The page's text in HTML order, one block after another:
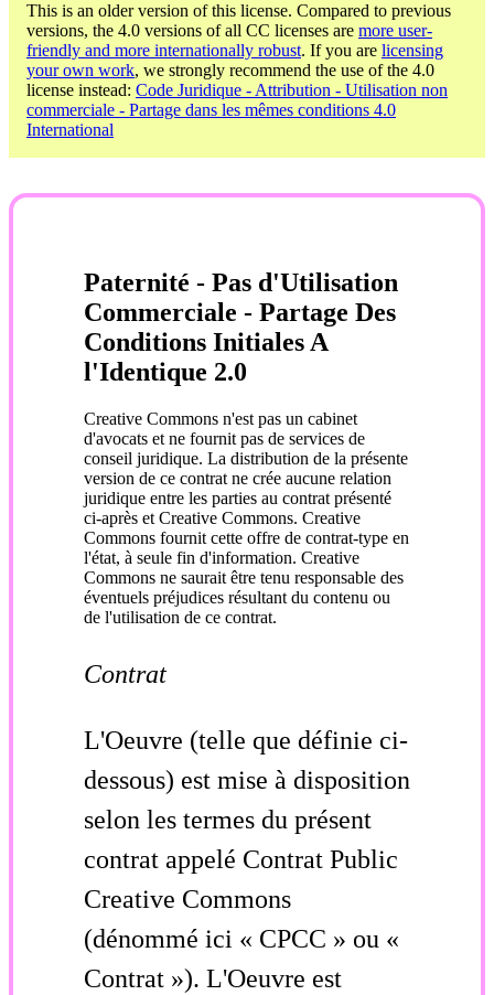
This is an older version of this license. Compared to previous
versions, the 4.0 versions of all CC licenses are more user-
friendly and more internationally robust. If you are licensing
your own work, we strongly recommend the use of the 4.0
license instead: Code Juridique - Attribution - Utilisation non
commerciale - Partage dans les mêmes conditions 4.0
International
Paternité - Pas d'Utilisation
Commerciale - Partage Des
Conditions Initiales A
l'Identique 2.0
Creative Commons n'est pas un cabinet
d'avocats et ne fournit pas de services de
conseil juridique. La distribution de la présente
version de ce contrat ne crée aucune relation
juridique entre les parties au contrat présenté
ci-après et Creative Commons. Creative
Commons fournit cette offre de contrat-type en
l'état, à seule fin d'information. Creative
Commons ne saurait être tenu responsable des
éventuels préjudices résultant du contenu ou
de l'utilisation de ce contrat.
Contrat
L'Oeuvre (telle que définie ci-
dessous) est mise à disposition
selon les termes du présent
contrat appelé Contrat Public
Creative Commons
(dénommé ici « CPCC » ou «
Contrat »). L'Oeuvre est